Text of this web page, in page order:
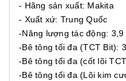
- Hãng sản xuất: Makita
- Xuất xứ: Trung Quốc
-Năng lượng tác động: 3,9
-Bê tông tối đa (TCT Bit):
-Bê tông tối đa (cốt lõi
-Bê tông tối đa (Lõi kim